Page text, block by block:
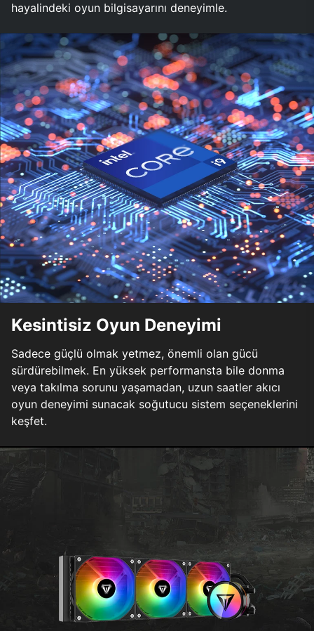
hayalindeki oyun bilgisayarını deneyimle.
Kesintisiz Oyun Deneyimi
Sadece güçlü olmak yetmez, önemli olan gücü
sürdürebilmek. En yüksek performansta bile donma
veya takılma sorunu yaşamadan, uzun saatler akıcı
oyun deneyimi sunacak soğutucu sistem seçeneklerini
keşfet.